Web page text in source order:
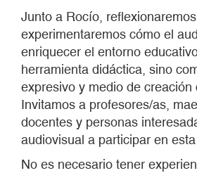
Junto a Rocío,
experimentaremos cómo el
enriquecer el entorno
herramienta didáctica, sino
expresivo y medio de creación
Invitamos a profesores/as,
docentes y personas
audiovisual a participar en
No es necesario tener